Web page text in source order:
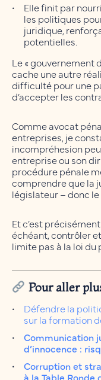
Elle finit par
les politiques
juridique,
potentielles.
Le « gouvernement
cache une autre
difficulté pour une
d’accepter les
Comme avocat
entreprises, je
incompréhesion
entreprise ou son
procédure pénale
comprendre que la
législateur – donc
Et c’est
échéant, contrôler
limite pas à la loi du
Pour aller
Défendre la
sur la formation
Communication
d’innocence :
Corruption et
à la Table Ronde